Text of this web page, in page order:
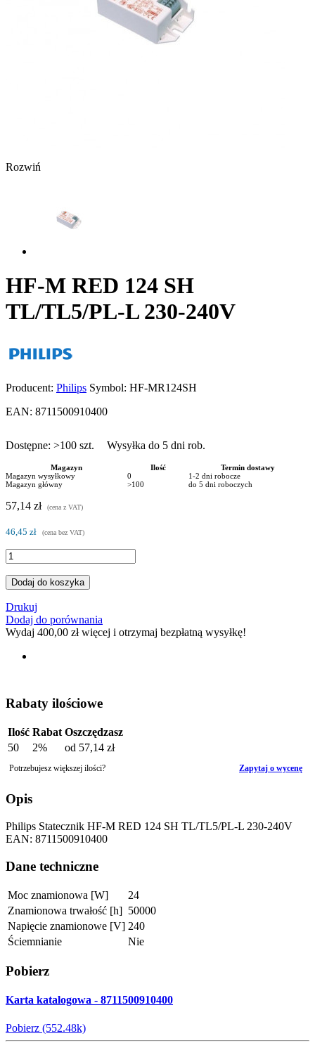
Rozwiń
HF-M RED 124 SH
TL/TL5/PL-L 230-240V
Producent: Philips Symbol: HF-MR124SH
EAN: 8711500910400
Dostępne: >100 szt. Wysyłka do 5 dni rob.
Magazyn Ilość
Termin dostawy
Magazyn wysyłkowy
0
1-2 dni robocze
Magazyn główny
>100 do 5 dni roboczych
57,14 zł (cena z VAT)
46,45 zł (cena bez VAT)
Dodaj do koszyka
Drukuj
Dodaj do porównania
Wydaj 400,00 złwięcej i otrzymaj bezpłatną wysyłkę!
Rabaty ilościowe
Ilość Rabat Oszczędzasz
50
2% od 57,14 zł
Potrzebujesz większej ilości? Zapytaj o wycenę
Opis
Philips Statecznik HF-M RED 124 SH TL/TL5/PL-L 230-240V
EAN: 8711500910400
Dane techniczne
Moc znamionowa [W]
24
Znamionowa trwałość [h] 50000
Napięcie znamionowe [V] 240
Ściemnianie
Nie
Pobierz
Karta katalogowa - 8711500910400
Pobierz (552.48k)